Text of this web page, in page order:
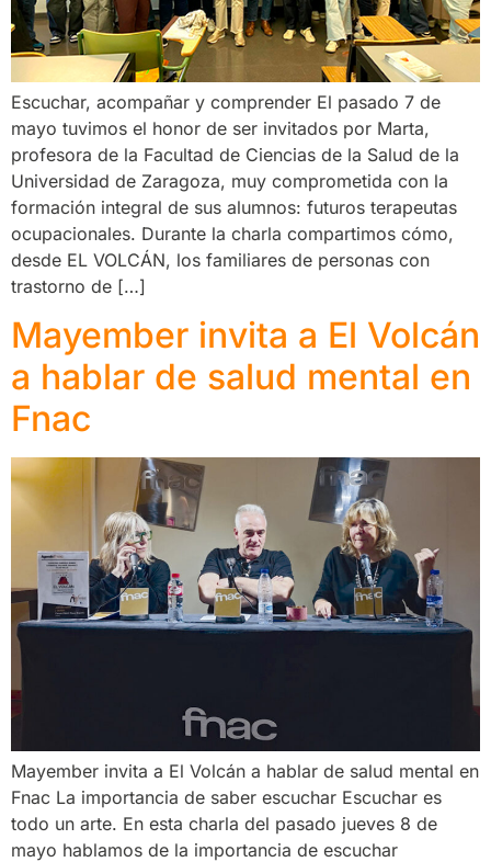
Escuchar, acompañar y comprender El pasado 7 de
mayo tuvimos el honor de ser invitados por Marta,
profesora de la Facultad de Ciencias de la Salud de la
Universidad de Zaragoza, muy comprometida con la
formación integral de sus alumnos: futuros terapeutas
ocupacionales. Durante la charla compartimos cómo,
desde EL VOLCÁN, los familiares de personas con
trastorno de […]
Mayember invita a El Volcán
a hablar de salud mental en
Fnac
Mayember invita a El Volcán a hablar de salud mental en
Fnac La importancia de saber escuchar Escuchar es
todo un arte. En esta charla del pasado jueves 8 de
mayo hablamos de la importancia de escuchar